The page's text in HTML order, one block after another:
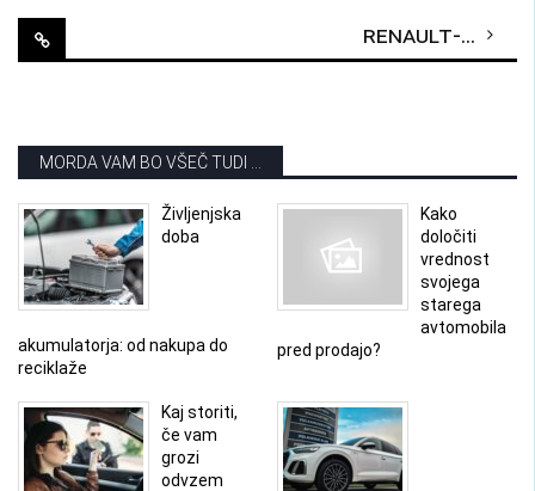
Post
navigation
Renault-Nissan-Mitsubishi: »Morda smo edini, ki služimo s prodajo električnih vozil«
MORDA VAM BO VŠEČ TUDI ...
Življenjska
doba
akumulatorja: od nakupa do
reciklaže
Kako
določiti
vrednost
svojega
starega
avtomobila
pred prodajo?
Kaj storiti,
če vam
grozi
odvzem